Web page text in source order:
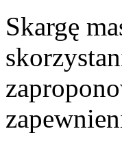
Skargę